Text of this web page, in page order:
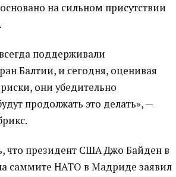
на сильном присутствии
поддерживали
Балтии, и сегодня, оценивая
они убедительно
продолжать это делать», —
что президент США Джо Байден в
саммите НАТО в Мадриде заявил